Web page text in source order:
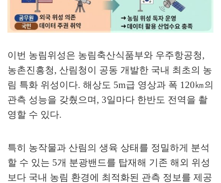
이번 농림위성은 농림축산식품부와 우주항공청,
농촌진흥청, 산림청이 공동 개발한 국내 최초의 농
림 특화 위성이다. 해상도 5m급 영상과 폭 120㎞의
관측 성능을 갖췄으며 , 3일마다 한반도 전역을 촬
영할 수 있다.
특히 농작물과 산림의 생육 상태를 정밀하게 분석
할 수 있는 5개 분광밴드를 탑재해 기존 해외 위성
보다 국내 농림 환경에 최적화된 관측 정보를 제공